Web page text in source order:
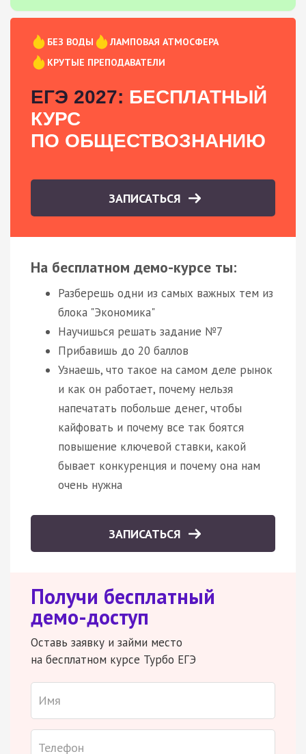
БЕЗ ВОДЫ
ЛАМПОВАЯ АТМОСФЕРА
КРУТЫЕ ПРЕПОДАВАТЕЛИ
ЕГЭ 2027: БЕСПЛАТНЫЙ
КУРС
ПО ОБЩЕСТВОЗНАНИЮ
ЗАПИСАТЬСЯ
На бесплатном демо-курсе ты:
Разберешь одни из самых важных тем из
блока "Экономика"
Научишься решать задание №7
Прибавишь до 20 баллов
Узнаешь, что такое на самом деле рынок
и как он работает, почему нельзя
напечатать побольше денег, чтобы
кайфовать и почему все так боятся
повышение ключевой ставки, какой
бывает конкуренция и почему она нам
очень нужна
ЗАПИСАТЬСЯ
Получи бесплатный
демо-доступ
Оставь заявку и займи место
на бесплатном курсе Турбо ЕГЭ